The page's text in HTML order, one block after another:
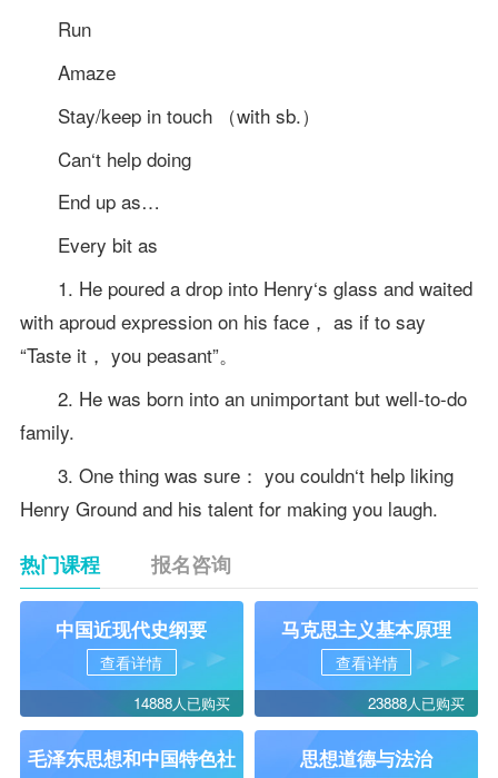
Run
Amaze
Stay/keep in touch （with sb.）
Can‘t help doing
End up as…
Every bit as
1. He poured a drop into Henry‘s glass and waited
with aproud expression on his face， as if to say
“Taste it， you peasant”。
2. He was born into an unimportant but well-to-do
family.
3. One thing was sure： you couldn‘t help liking
Henry Ground and his talent for making you laugh.
热门课程 报名咨询
中国近现代史纲要
查看详情
14888人已购买
马克思主义基本原理
查看详情
23888人已购买
毛泽东思想和中国特色社
思想道德与法治